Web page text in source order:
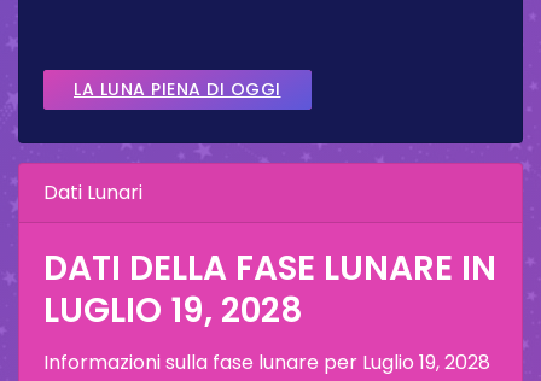
LA LUNA PIENA DI OGGI
Dati Lunari
DATI DELLA FASE LUNARE IN
LUGLIO 19, 2028
Informazioni sulla fase lunare per Luglio 19, 2028